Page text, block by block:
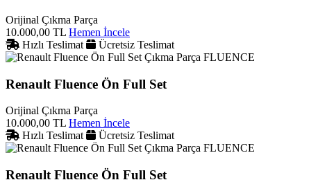
Orijinal Çıkma Parça
10.000,00 TL Hemen İncele
Hızlı Teslimat
Ücretsiz Teslimat
FLUENCE
Renault Fluence Ön Full Set
Orijinal Çıkma Parça
10.000,00 TL Hemen İncele
Hızlı Teslimat
Ücretsiz Teslimat
FLUENCE
Renault Fluence Ön Full Set